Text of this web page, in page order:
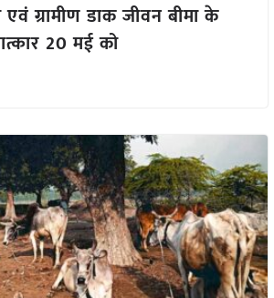
ग्रामीण डाक जीवन बीमा के
20 मई को